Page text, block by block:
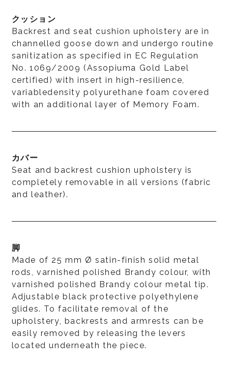
クッション
Backrest and seat cushion upholstery are in
channelled goose down and undergo routine
sanitization as specified in EC Regulation
No. 1069/2009 (Assopiuma Gold Label
certified) with insert in high-resilience,
variabledensity polyurethane foam covered
with an additional layer of Memory Foam.
カバー
Seat and backrest cushion upholstery is
completely removable in all versions (fabric
and leather).
脚
Made of 25 mm Ø satin-finish solid metal
rods, varnished polished Brandy colour, with
varnished polished Brandy colour metal tip.
Adjustable black protective polyethylene
glides. To facilitate removal of the
upholstery, backrests and armrests can be
easily removed by releasing the levers
located underneath the piece.